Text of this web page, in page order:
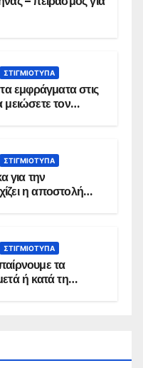
ΣΤΙΓΜΙΌΤΥΠΑ
τα εμφράγματα στις
μειώσετε τον
ΣΤΙΓΜΙΌΤΥΠΑ
για την
η αποστολή
ΣΤΙΓΜΙΌΤΥΠΑ
τα
ή κατά τη